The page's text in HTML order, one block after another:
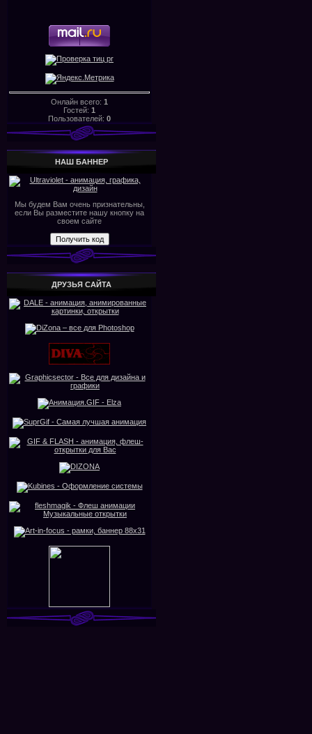
Онлайн всего: 1
Гостей: 1
Пользователей: 0
НАШ БАHHЕР
Мы будем Вам очень признательны,
если Вы разместите нашу кнопку на
своем сайте
ДРУЗЬЯ САЙТА